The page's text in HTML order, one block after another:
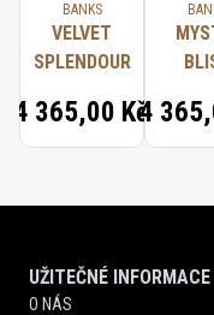
BANKS
VELVET
SPLENDOUR
4 365,00 Kč
4
UŽITEČNÉ INFORMACE
O NÁS